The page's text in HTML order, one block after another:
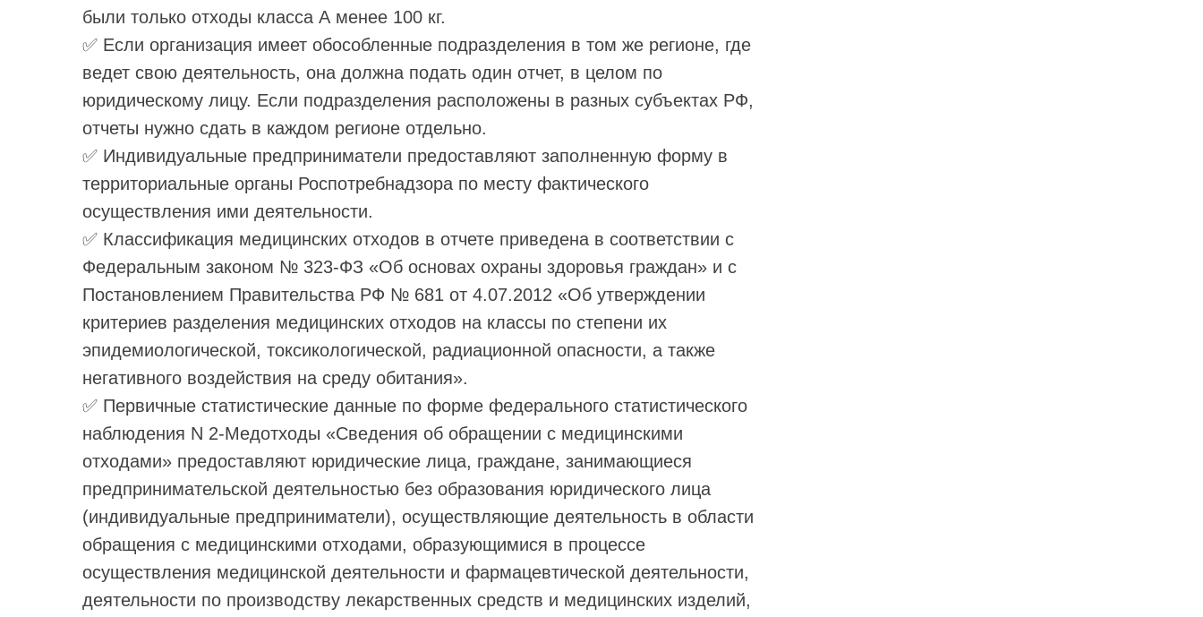
были только отходы класса А менее 100 кг.
✅ Если организация имеет обособленные подразделения в том же регионе, где
ведет свою деятельность, она должна подать один отчет, в целом по
юридическому лицу. Если подразделения расположены в разных субъектах РФ,
отчеты нужно сдать в каждом регионе отдельно.
✅ Индивидуальные предприниматели предоставляют заполненную форму в
территориальные органы Роспотребнадзора по месту фактического
осуществления ими деятельности.
✅ Классификация медицинских отходов в отчете приведена в соответствии с
Федеральным законом № 323-ФЗ «Об основах охраны здоровья граждан» и с
Постановлением Правительства РФ № 681 от 4.07.2012 «Об утверждении
критериев разделения медицинских отходов на классы по степени их
эпидемиологической, токсикологической, радиационной опасности, а также
негативного воздействия на среду обитания».
✅ Первичные статистические данные по форме федерального статистического
наблюдения N 2-Медотходы «Сведения об обращении с медицинскими
отходами» предоставляют юридические лица, граждане, занимающиеся
предпринимательской деятельностью без образования юридического лица
(индивидуальные предприниматели), осуществляющие деятельность в области
обращения с медицинскими отходами, образующимися в процессе
осуществления медицинской деятельности и фармацевтической деятельности,
деятельности по производству лекарственных средств и медицинских изделий,